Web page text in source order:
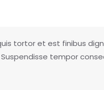
tortor et est finibus
Suspendisse tempor